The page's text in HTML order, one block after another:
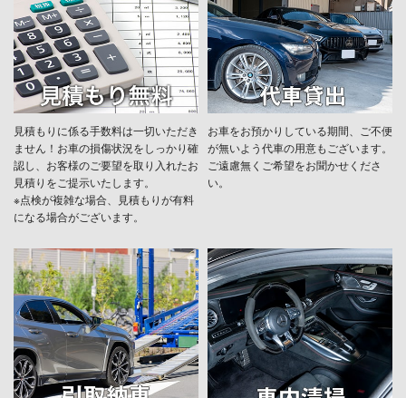
見積もりに係る手数料は一切いただき
ません！お車の損傷状況をしっかり確
認し、お客様のご要望を取り入れたお
見積りをご提示いたします。
※点検が複雑な場合、見積もりが有料
になる場合がございます。
お車をお預かりしている期間、ご不便
が無いよう代車の用意もございます。
ご遠慮無くご希望をお聞かせくださ
い。